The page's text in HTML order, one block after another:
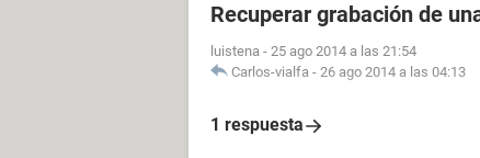
Recuperar grabación de
luistena - 25 ago 2014 a las 21:54
Carlos-vialfa - 26 ago 2014 a las 04:13
1 respuesta